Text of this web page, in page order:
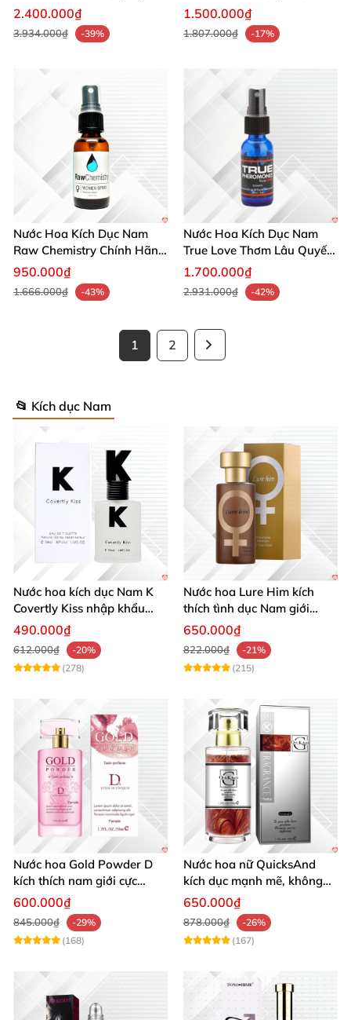
tăng hấp dẫn nhanh
2.400.000₫
3.934.000₫ -39%
Gợi Dục Tự Nhiên
1.500.000₫
1.807.000₫ -17%
Nước Hoa Kích Dục Nam
Raw Chemistry Chính Hãng
Mỹ Tăng Ham Muốn
950.000₫
1.666.000₫ -43%
Nước Hoa Kích Dục Nam
True Love Thơm Lâu Quyến
Rũ Hấp Dẫn Mạnh
1.700.000₫
2.931.000₫ -42%
1 2
📂 Kích dục Nam
Nước hoa kích dục Nam K
Covertly Kiss nhập khẩu
chính hãng quyến rũ
490.000₫
612.000₫
-20%
(278)
Nước hoa Lure Him kích
thích tình dục Nam giới
không mùi loại cực mạnh
650.000₫
822.000₫
-21%
(215)
Nước hoa Gold Powder D
kích thích nam giới cực
mạnh tăng cường ham
600.000₫
845.000₫
-29%
(168)
Nước hoa nữ QuicksAnd
kích dục mạnh mẽ, không
mùi, quyến rũ chàng
650.000₫
878.000₫
-26%
(167)